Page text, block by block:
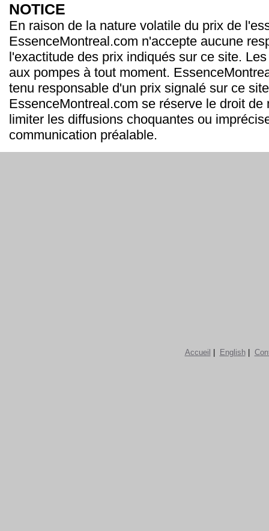
NOTICE
En raison de la nature volatile du prix de
EssenceMontreal.com n'accepte aucune
l'exactitude des prix indiqués sur ce site.
aux pompes à tout moment.
tenu responsable d'un prix signalé sur ce
EssenceMontreal.com se réserve le droit de
limiter les diffusions choquantes ou
communication préalable.
Accueil English|